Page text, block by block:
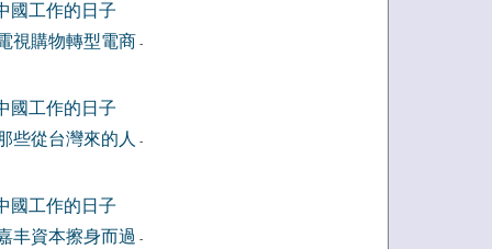
國工作的日子
視購物轉型電商 -
國工作的日子
些從台灣來的人
-
國工作的日子
丰資本擦身而過 -